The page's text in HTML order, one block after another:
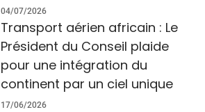
04/07/2026
Transport aérien africain : Le
Président du Conseil plaide
pour une intégration du
continent par un ciel unique
17/06/2026